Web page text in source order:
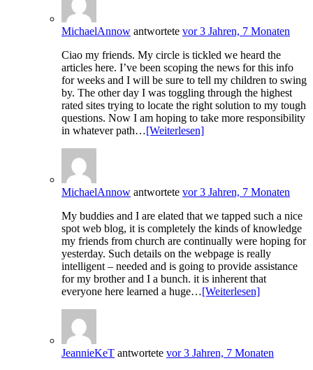
MichaelAnnow antwortete vor 3 Jahren, 7 Monaten
Ciao my friends. My circle is tickled we heard the
articles here. I’ve been scoping the news for this info
for weeks and I will be sure to tell my children to swing
by. The other day I was toggling through the highest
rated sites trying to locate the right solution to my tough
questions. Now I am hoping to take more responsibility
in whatever path…[Weiterlesen]
MichaelAnnow antwortete vor 3 Jahren, 7 Monaten
My buddies and I are elated that we tapped such a nice
spot web blog, it is completely the kinds of knowledge
my friends from church are continually were hoping for
yesterday. Such details on the webpage is really
intelligent – needed and is going to provide assistance
for my brother and I a bunch. it is inherent that
everyone here learned a huge…[Weiterlesen]
JeannieKeT antwortete vor 3 Jahren, 7 Monaten